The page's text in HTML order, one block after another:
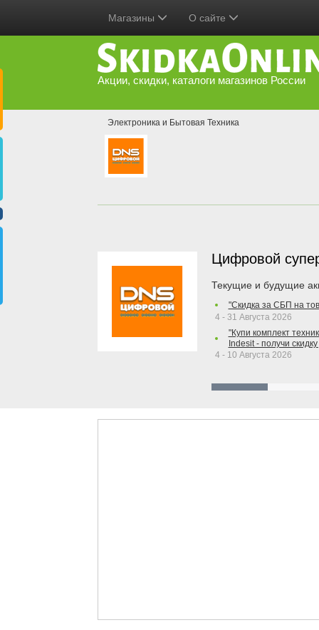
Магазины О сайте
Акции, скидки, каталоги магазинов России
Электроника и Бытовая Техника
Цифровой
Текущие и будущие
"Скидка за СБП на
4 - 31 Августа 2026
"Купи комплект
Indesit - получи
4 - 10 Августа 2026